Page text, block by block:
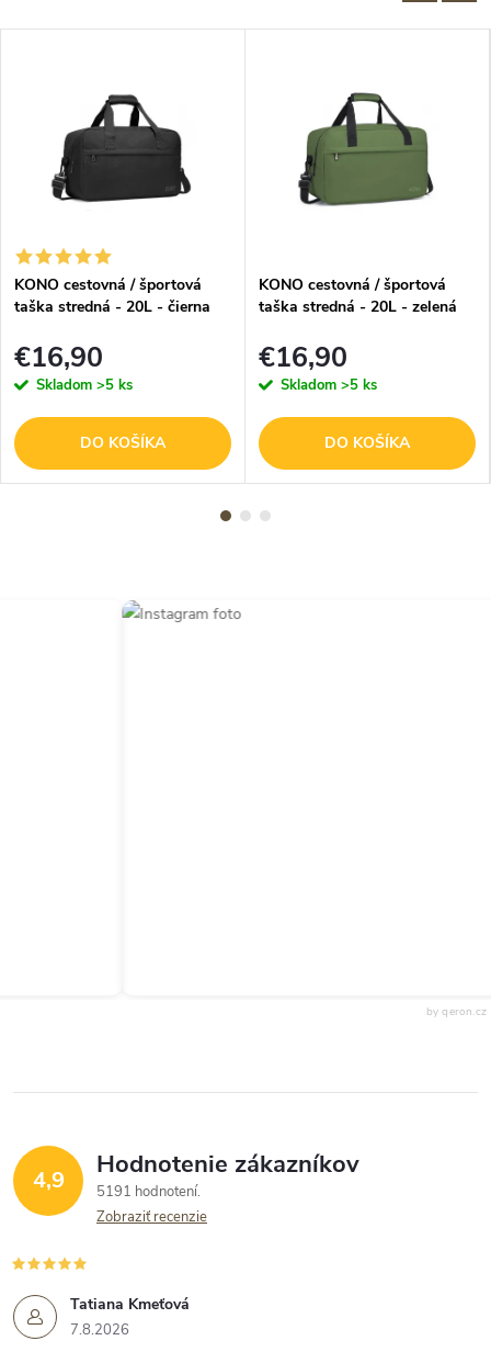
KONO cestovná / športová
taška stredná - 20L - čierna
€16,90
Skladom >5 ks
DO KOŠÍKA
KONO cestovná / športová
taška stredná - 20L - zelená
€16,90
Skladom >5 ks
DO KOŠÍKA
by qeron.cz
4,9 Hodnotenie zákazníkov
5191 hodnotení
Zobraziť recenzie
Tatiana Kmeťová
7.8.2026